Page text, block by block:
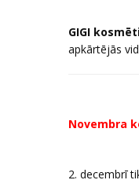
GIGI
apkārtējās
Novembra
2. decembrī